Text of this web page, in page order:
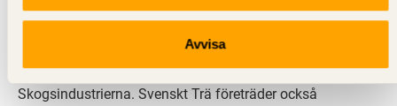
Avvisa
inspirera, utbilda och driva teknisk utveckling.
Svenskt Trä representerar svensk sågverksindustri
och är en del av branschorganisationen
Skogsindustrierna. Svenskt Trä företräder också